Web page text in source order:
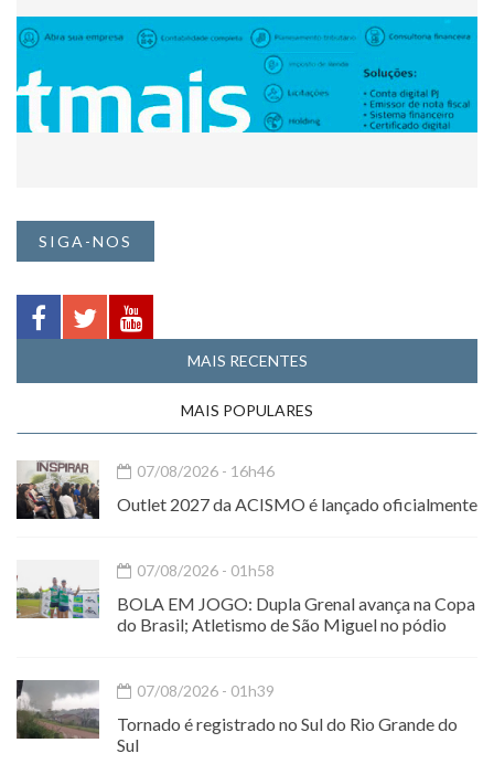
SIGA-NOS
MAIS RECENTES
MAIS POPULARES
07/08/2026 - 16h46
Outlet 2027 da ACISMO é lançado oficialmente
07/08/2026 - 01h58
BOLA EM JOGO: Dupla Grenal avança na Copa
do Brasil; Atletismo de São Miguel no pódio
07/08/2026 - 01h39
Tornado é registrado no Sul do Rio Grande do
Sul